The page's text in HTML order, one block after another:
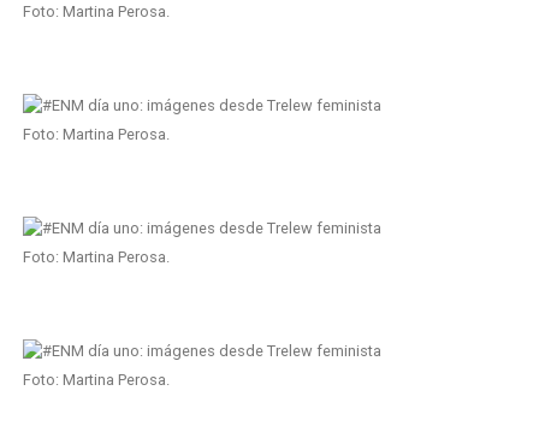
Foto: Martina Perosa.
Foto: Martina Perosa.
Foto: Martina Perosa.
Foto: Martina Perosa.